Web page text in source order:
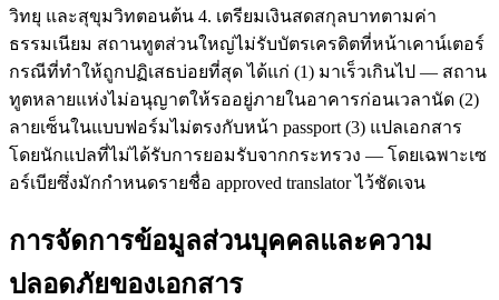
วิทยุ และสุขุมวิทตอนต้น 4. เตรียมเงินสดสกุลบาทตามค่า
ธรรมเนียม สถานทูตส่วนใหญ่ไม่รับบัตรเครดิตที่หน้าเคาน์เตอร์
กรณีที่ทำให้ถูกปฏิเสธบ่อยที่สุด ได้แก่ (1) มาเร็วเกินไป — สถาน
ทูตหลายแห่งไม่อนุญาตให้รออยู่ภายในอาคารก่อนเวลานัด (2)
ลายเซ็นในแบบฟอร์มไม่ตรงกับหน้า passport (3) แปลเอกสาร
โดยนักแปลที่ไม่ได้รับการยอมรับจากกระทรวง — โดยเฉพาะเซ
อร์เบียซึ่งมักกำหนดรายชื่อ approved translator ไว้ชัดเจน
การจัดการข้อมูลส่วนบุคคลและความ
ปลอดภัยของเอกสาร